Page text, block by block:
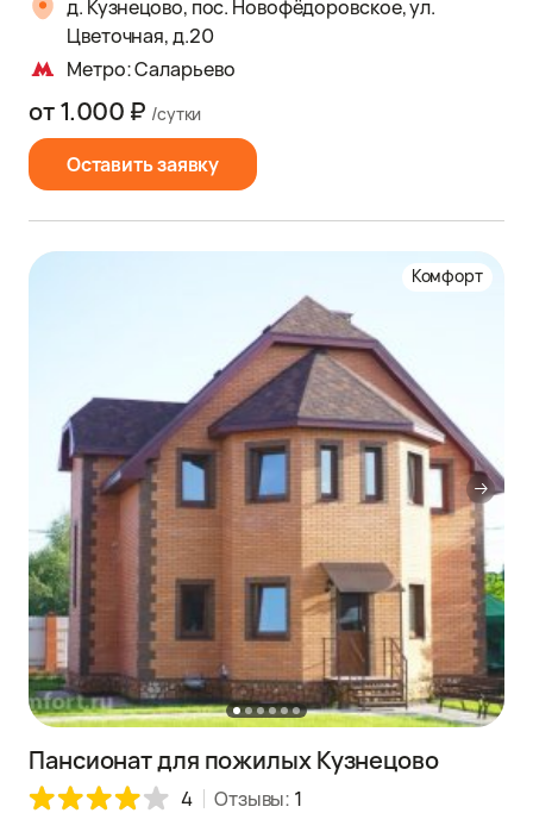
д. Кузнецово, пос. Новофёдоровское, ул.
Цветочная, д.20
Метро: Саларьево
Оставить заявку
от 1.000 ₽ /сутки
Комфорт
Пансионат для пожилых Кузнецово
4 Отзывы: 1